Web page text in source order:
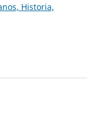
Historia,